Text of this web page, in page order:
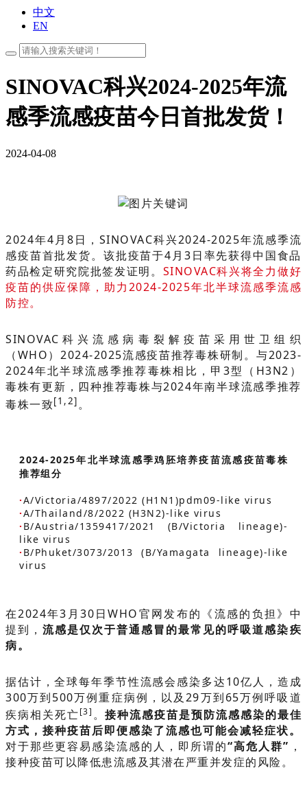
中文
EN
SINOVAC科兴2024-2025年流
感季流感疫苗今日首批发货！
2024-04-08
2024年4月8日，SINOVAC科兴2024-2025年流感季流
感疫苗首批发货。该批疫苗于4月3日率先获得中国食品
药品检定研究院批签发证明。 SINOVAC科兴将全力做好
疫苗的供应保障，助力2024-2025年北半球流感季流感
防控。
SINOVAC科兴流感病毒裂解疫苗采用世卫组织
（WHO）2024-2025流感疫苗推荐毒株研制。与2023-
2024年北半球流感季推荐毒株相比，甲3型（H3N2）
毒株有更新，四种推荐毒株与2024年南半球流感季推荐
毒株一致[1,2]。
2024-2025年北半球流感季鸡胚培养疫苗流感疫苗毒株
推荐组分
·A/Victoria/4897/2022 (H1N1)pdm09-like virus
·A/Thailand/8/2022 (H3N2)-like virus
· B/Austria/1359417/2021 (B/Victoria lineage)-
like virus
· B/Phuket/3073/2013 (B/Yamagata lineage)-like
virus
在2024年3月30日WHO官网发布的《流感的负担》中
提到，流感是仅次于普通感冒的最常见的呼吸道感染疾
病。
据估计，全球每年季节性流感会感染多达10亿人，造成
300万到500万例重症病例，以及29万到65万例呼吸道
疾病相关死亡[3] 。接种流感疫苗是预防流感感染的最佳
方式，接种疫苗后即便感染了流感也可能会减轻症状。
对于那些更容易感染流感的人，即所谓的“高危人群” ，
接种疫苗可以降低患流感及其潜在严重并发症的风险。